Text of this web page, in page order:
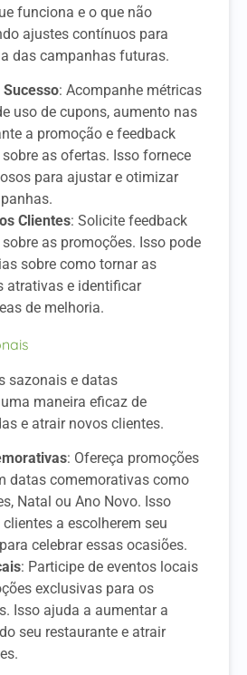
funciona e o que não
ajustes contínuos para
das campanhas futuras.
: Acompanhe métricas
uso de cupons, aumento nas
a promoção e feedback
as ofertas. Isso fornece
para ajustar e otimizar
Clientes: Solicite feedback
as promoções. Isso pode
sobre como tornar as
atrativas e identificar
de melhoria.
sazonais e datas
maneira eficaz de
e atrair novos clientes.
: Ofereça promoções
datas comemorativas como
Natal ou Ano Novo. Isso
a escolherem seu
celebrar essas ocasiões.
: Participe de eventos locais
exclusivas para os
Isso ajuda a aumentar a
seu restaurante e atrair